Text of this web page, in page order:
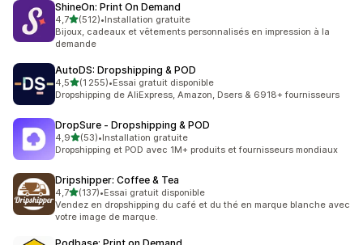
ShineOn: Print On Demand
4,7étoile(s) sur 5
(512)
512 avis au total
•Installation gratuite
Bijoux, cadeaux et vêtements personnalisés en impression à la
demande
AutoDS: Dropshipping & POD
4,5étoile(s) sur 5
(1 255)
1255 avis au total
•Essai gratuit disponible
Dropshipping de AliExpress, Amazon, Dsers & 6918+ fournisseurs
DropSure ‑ Dropshipping & POD
4,9étoile(s) sur 5
(53)
53 avis au total
•Installation gratuite
Dropshipping et POD avec 1M+ produits et fournisseurs mondiaux
Dripshipper: Coffee & Tea
4,7étoile(s) sur 5
(137)
137 avis au total
•Essai gratuit disponible
Vendez en dropshipping du café et du thé en marque blanche avec
votre image de marque.